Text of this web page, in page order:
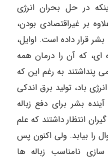
در حل بحران انرژی
بر غیراقتصادی بودن،
قرار داده است. اوایل،
ای، که آن را درمان همه
پنداشتند به رغم این که
باد، تولید برق اندکی
بشر برای دفع زباله
انتظار داشتند که علم
را بیابد. ولی اکنون پس
نامناسب زباله ها